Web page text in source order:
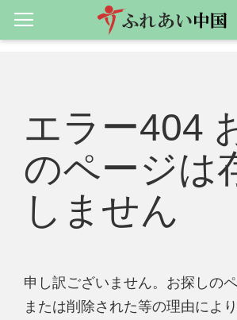
エラー404
のページは
しません
申し訳ございません。お探しの
または削除された等の理由によ